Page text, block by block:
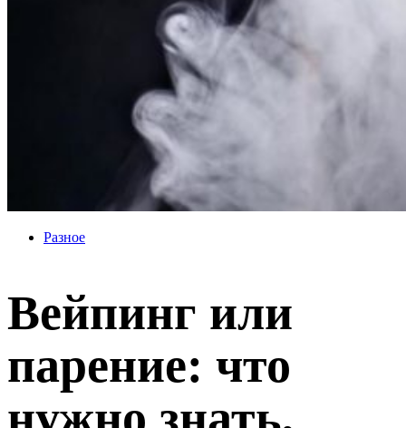
Разное
Вейпинг или
парение: что